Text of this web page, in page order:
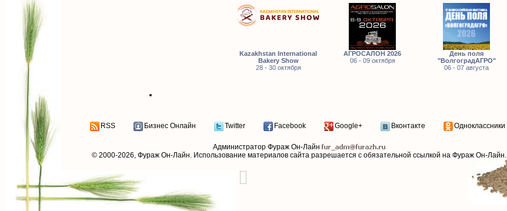
Kazakhstan International
Bakery Show
28 - 30 октября
АГРОСАЛОН 2026
06 - 09 октября
День поля
"ВолгоградАГРО"
06 - 07 августа
RSS Бизнес Онлайн Twitter Facebook Google+ Вконтакте Одноклассники
Администратор Фураж Он-Лайн
© 2000-2026, Фураж Он-Лайн. Использование материалов сайта разрешается с обязательной ссылкой на Фураж Он-Лайн.